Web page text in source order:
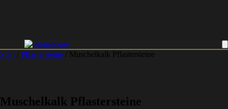
Start Pflastersteine / Muschelkalk Pflastersteine
Muschelkalk Pflastersteine